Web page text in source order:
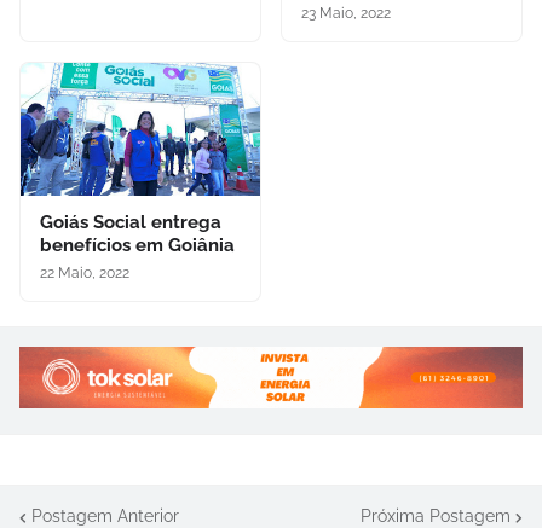
23 Maio, 2022
Goiás Social entrega
benefícios em Goiânia
22 Maio, 2022
Postagem Anterior Próxima Postagem